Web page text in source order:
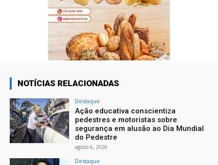
NOTÍCIAS RELACIONADAS
Destaque
Ação educativa conscientiza
pedestres e motoristas sobre
segurança em alusão ao Dia Mundial
do Pedestre
agosto 6, 2026
Destaque